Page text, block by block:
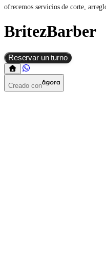
ofrecemos servicios de corte,
BritezBarber
Reservar un turno
Creado con